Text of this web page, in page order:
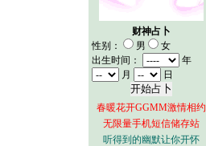
财神占卜
性别：
男
女
出生时间：
年
月
日
春暖花开GGMM激情相约
无限量手机短信储存站
听得到的幽默让你开怀